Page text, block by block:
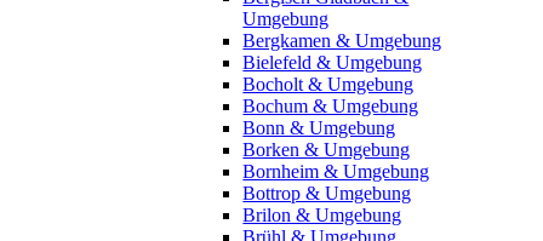
Umgebung
Bergkamen & Umgebung
Bielefeld & Umgebung
Bocholt & Umgebung
Bochum & Umgebung
Bonn & Umgebung
Borken & Umgebung
Bornheim & Umgebung
Bottrop & Umgebung
Brilon & Umgebung
Brühl & Umgebung